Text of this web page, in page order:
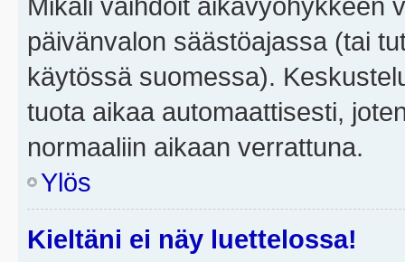
päivänvalon säästöajassa (tai
käytössä suomessa).
tuota aikaa automaattisesti,
normaaliin aikaan verrattuna.
Ylös
Kieltäni ei näy luettelossa!